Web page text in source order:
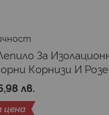
За
Корнизи И
лв.
цена